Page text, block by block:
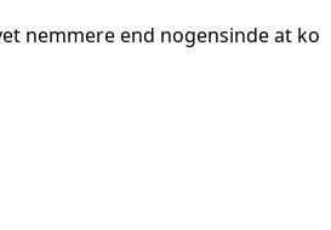
nemmere end nogensinde at